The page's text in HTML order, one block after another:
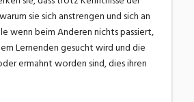
sie sich anstrengen und sich an
wenn beim Anderen nichts passiert,
Lernenden gesucht wird und die
ermahnt worden sind, dies ihren